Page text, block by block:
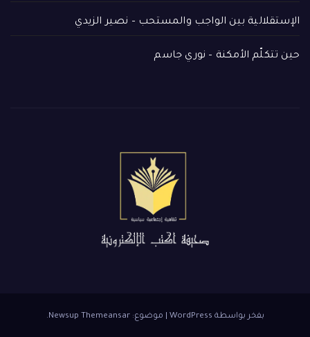
الإستقلالية بين الواجب والمستحب – نصير الزيدي
حين تتكلّم الأمكنة – نوري جاسم
بفخر بواسطة WordPress موضوع: NewsupThemeansar
.